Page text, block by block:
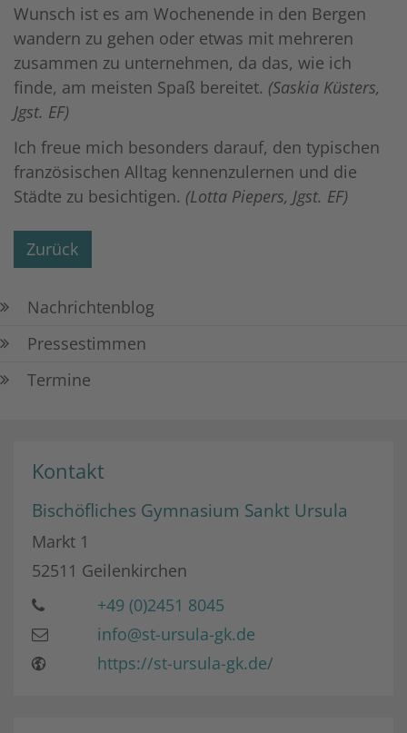
Wunsch ist es am Wochenende in den Bergen
wandern zu gehen oder etwas mit mehreren
zusammen zu unternehmen, da das, wie ich
finde, am meisten Spaß bereitet. (Saskia Küsters,
Jgst. EF)
Ich freue mich besonders darauf, den typischen
französischen Alltag kennenzulernen und die
Städte zu besichtigen. (Lotta Piepers, Jgst. EF)
Zurück
Nachrichtenblog
Pressestimmen
Termine
Kontakt
Bischöfliches Gymnasium Sankt Ursula
Markt 1
52511 Geilenkirchen
+49 (0)2451 8045
info@st-ursula-gk.de
https://st-ursula-gk.de/